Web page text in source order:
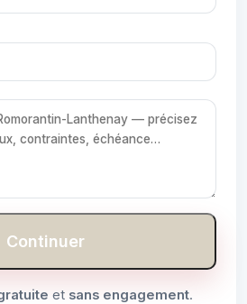
Continuer
et sans engagement.